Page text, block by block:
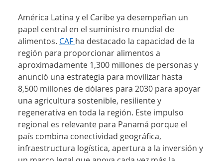
América Latina y el Caribe ya desempeñan un
papel central en el suministro mundial de
alimentos. CAF ha destacado la capacidad de la
región para proporcionar alimentos a
aproximadamente 1,300 millones de personas y
anunció una estrategia para movilizar hasta
8,500 millones de dólares para 2030 para apoyar
una agricultura sostenible, resiliente y
regenerativa en toda la región. Este impulso
regional es relevante para Panamá porque el
país combina conectividad geográfica,
infraestructura logística, apertura a la inversión y